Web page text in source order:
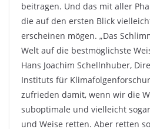
beitragen. Und das mit aller
die auf den ersten Blick
erscheinen mögen. „Das
Welt auf die bestmöglichste
Hans Joachim Schellnhuber,
Instituts für
zufrieden damit, wenn wir die
suboptimale und vielleicht
und Weise retten. Aber retten